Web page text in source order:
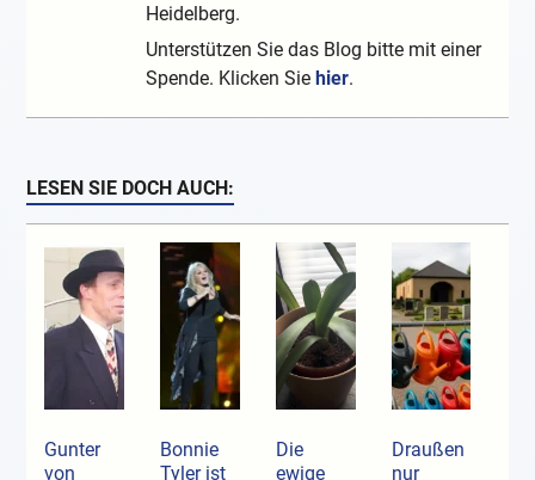
Heidelberg.
Unterstützen Sie das Blog bitte mit einer
Spende. Klicken Siehier.
LESEN SIE DOCH AUCH:
Gunter
von
Bonnie
Tyler ist
Die
ewige
Draußen
nur